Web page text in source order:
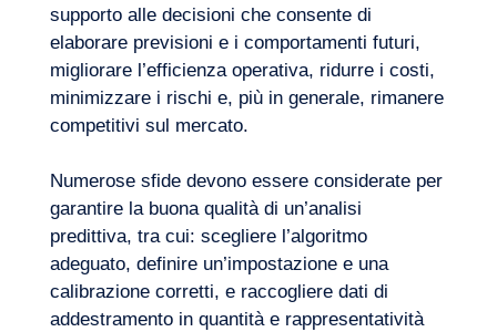
supporto alle decisioni che consente di
elaborare previsioni e i comportamenti futuri,
migliorare l’efficienza operativa, ridurre i costi,
minimizzare i rischi e, più in generale, rimanere
competitivi sul mercato.
Numerose sfide devono essere considerate per
garantire la buona qualità di un’analisi
predittiva, tra cui: scegliere l’algoritmo
adeguato, definire un’impostazione e una
calibrazione corretti, e raccogliere dati di
addestramento in quantità e rappresentatività